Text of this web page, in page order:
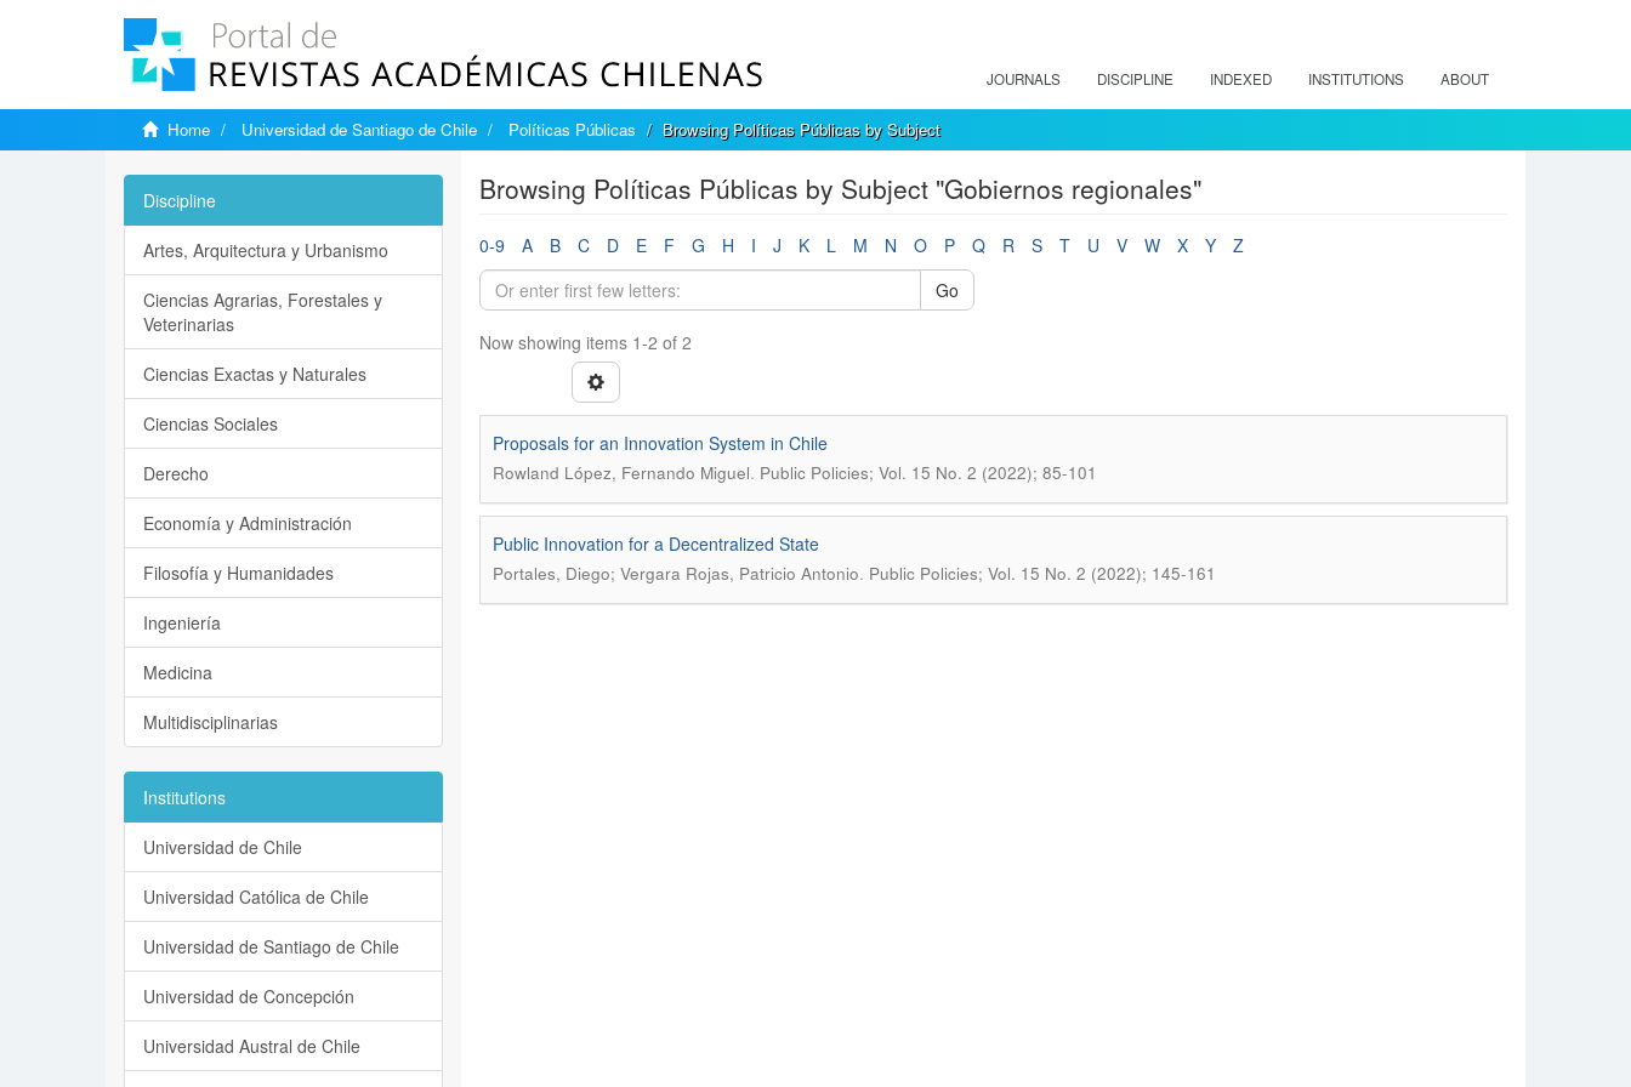
JOURNALS DISCIPLINE INDEXED INSTITUTIONS ABOUT
Home Universidad de Santiago de Chile Políticas Públicas Browsing Políticas Públicas by Subject
Browsing Políticas Públicas by Subject "Gobiernos regionales"
0-9 A B C D E F G H I J K L M N O P Q R S T U V W X Y
Z
Go
Now showing items 1-2 of 2
Proposals for an Innovation System in Chile
Rowland López, Fernando Miguel. Public Policies; Vol. 15 No. 2 (2022); 85-101
Public Innovation for a Decentralized State
Portales, Diego; Vergara Rojas, Patricio Antonio. Public Policies; Vol. 15 No. 2 (2022); 145-161
Discipline
Artes, Arquitectura y Urbanismo
Ciencias Agrarias, Forestales y
Veterinarias
Ciencias Exactas y Naturales
Ciencias Sociales
Derecho
Economía y Administración
Filosofía y Humanidades
Ingeniería
Medicina
Multidisciplinarias
Institutions
Universidad de Chile
Universidad Católica de Chile
Universidad de Santiago de Chile
Universidad de Concepción
Universidad Austral de Chile